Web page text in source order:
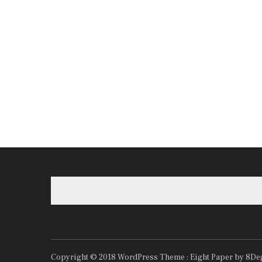
Copyright © 2018 WordPress Theme : Eight Paper by